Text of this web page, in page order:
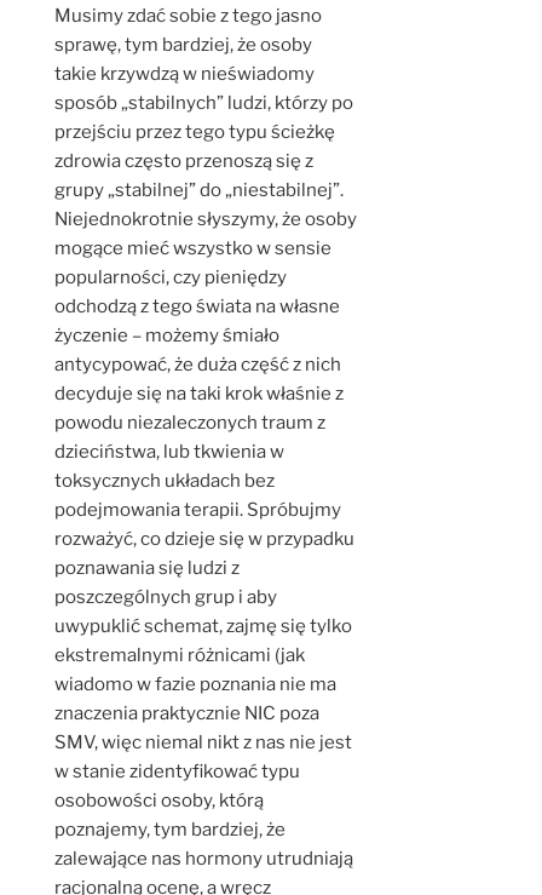
Musimy zdać sobie z tego jasno
sprawę, tym bardziej, że osoby
takie krzywdzą w nieświadomy
sposób „stabilnych” ludzi, którzy po
przejściu przez tego typu ścieżkę
zdrowia często przenoszą się z
grupy „stabilnej” do „niestabilnej”.
Niejednokrotnie słyszymy, że osoby
mogące mieć wszystko w sensie
popularności, czy pieniędzy
odchodzą z tego świata na własne
życzenie – możemy śmiało
antycypować, że duża część z nich
decyduje się na taki krok właśnie z
powodu niezaleczonych traum z
dzieciństwa, lub tkwienia w
toksycznych układach bez
podejmowania terapii. Spróbujmy
rozważyć, co dzieje się w przypadku
poznawania się ludzi z
poszczególnych grup i aby
uwypuklić schemat, zajmę się tylko
ekstremalnymi różnicami (jak
wiadomo w fazie poznania nie ma
znaczenia praktycznie NIC poza
SMV, więc niemal nikt z nas nie jest
w stanie zidentyfikować typu
osobowości osoby, którą
poznajemy, tym bardziej, że
zalewające nas hormony utrudniają
racjonalną ocenę, a wręcz